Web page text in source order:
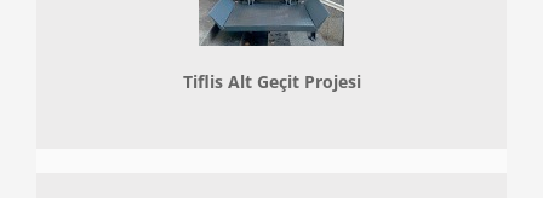
Tiflis Alt Geçit Projesi